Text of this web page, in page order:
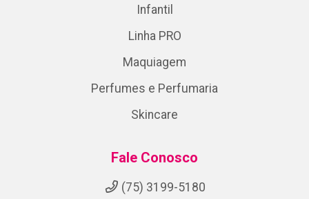
Infantil
Linha PRO
Maquiagem
Perfumes e Perfumaria
Skincare
Fale Conosco
(75) 3199-5180